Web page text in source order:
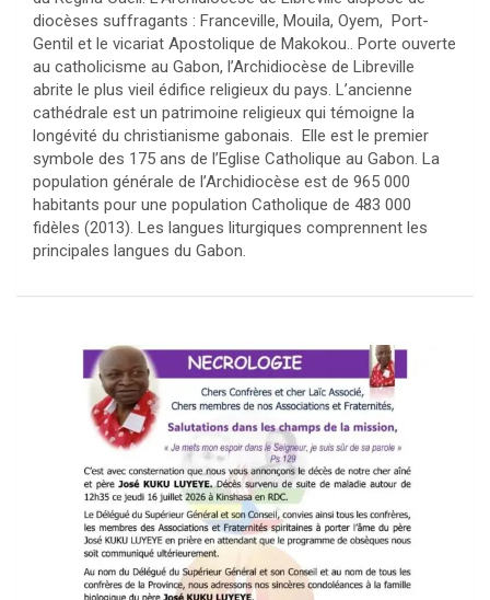
diocèses suffragants : Franceville, Mouila, Oyem, Port-
Gentil et le vicariat Apostolique de Makokou.. Porte ouverte
au catholicisme au Gabon, l’Archidiocèse de Libreville
abrite le plus vieil édifice religieux du pays. L’ancienne
cathédrale est un patrimoine religieux qui témoigne la
longévité du christianisme gabonais. Elle est le premier
symbole des 175 ans de l’Eglise Catholique au Gabon. La
population générale de l’Archidiocèse est de 965 000
habitants pour une population Catholique de 483 000
fidèles (2013). Les langues liturgiques comprennent les
principales langues du Gabon.